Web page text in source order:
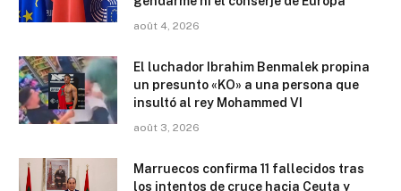
août 4, 2026
El luchador Ibrahim Benmalek propina
un presunto «KO» a una persona que
insultó al rey Mohammed VI
août 3, 2026
Marruecos confirma 11 fallecidos tras
los intentos de cruce hacia Ceuta y